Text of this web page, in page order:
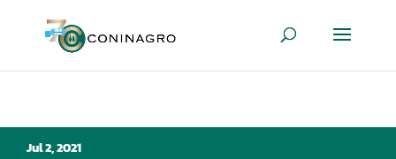
Jul 2, 2021